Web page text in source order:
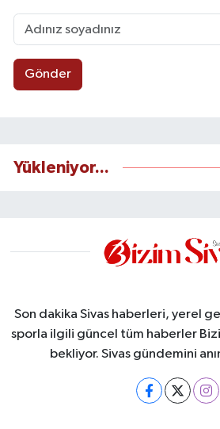
Gönder
Yükleniyor...
Son dakika Sivas haberleri, yerel
sporla ilgili güncel tüm haberler
bekliyor. Sivas gündemini